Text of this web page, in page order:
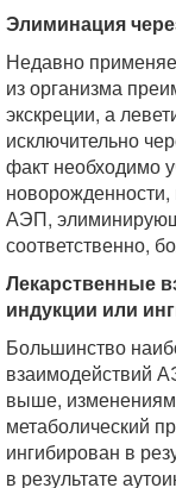
Элиминация
Недавно
из организма
экскреции, а
исключительно
факт необходимо
новорожденности,
АЭП,
соответственно,
Лекарственные
индукции или
Большинство
взаимодействий
выше,
метаболический
ингибирован в
в результате